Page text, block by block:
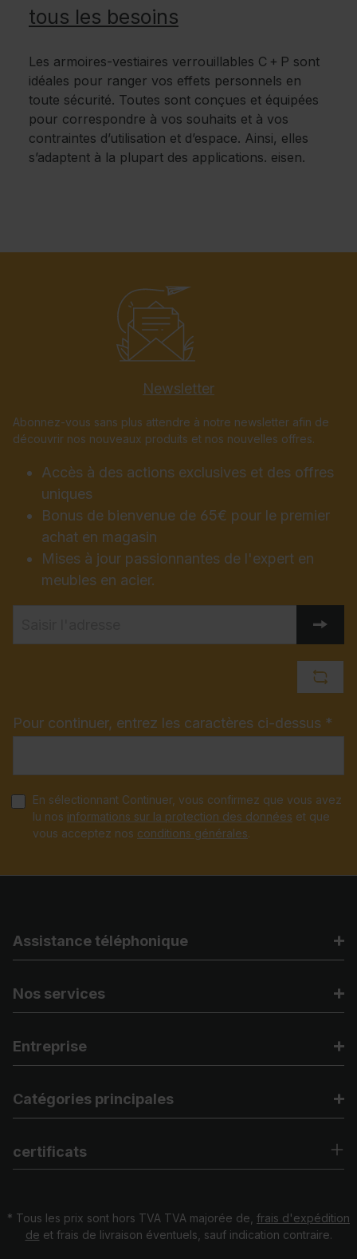
tous les besoins
Les armoires-vestiaires verrouillables C + P sont
idéales pour ranger vos effets personnels en
toute sécurité. Toutes sont conçues et équipées
pour correspondre à vos souhaits et à vos
contraintes d’utilisation et d’espace. Ainsi, elles
s’adaptent à la plupart des applications. eisen.
Newsletter
Abonnez-vous sans plus attendre à notre newsletter afin de
découvrir nos nouveaux produits et nos nouvelles offres.
Accès à des actions exclusives et des offres
uniques
Bonus de bienvenue de 65€ pour le premier
achat en magasin
Mises à jour passionnantes de l'expert en
meubles en acier.
Pour continuer, entrez les caractères ci-dessus *
En sélectionnant Continuer, vous confirmez que vous avez
lu nos informations sur la protection des données et que
vous acceptez nos conditions générales.
Assistance téléphonique
Nos services
Entreprise
Catégories principales
certificats
* Tous les prix sont hors TVA TVA majorée de, frais d'expédition
de et frais de livraison éventuels, sauf indication contraire.